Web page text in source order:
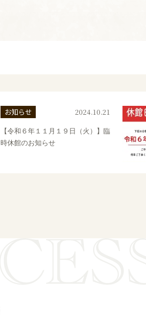
お知らせ 2024.10.21
【令和６年１１月１９日（火）】臨
時休館のお知らせ